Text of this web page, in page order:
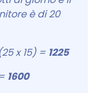
è di 20
x 15) = 1225
1600